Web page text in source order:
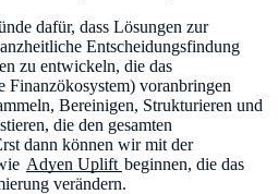
dafür, dass Lösungen zur
Entscheidungsfindung
zu entwickeln, die das
Finanzökosystem) voranbringen
Bereinigen, Strukturieren und
die den gesamten
dann können wir mit der
Adyen Uplift beginnen, die das
verändern.